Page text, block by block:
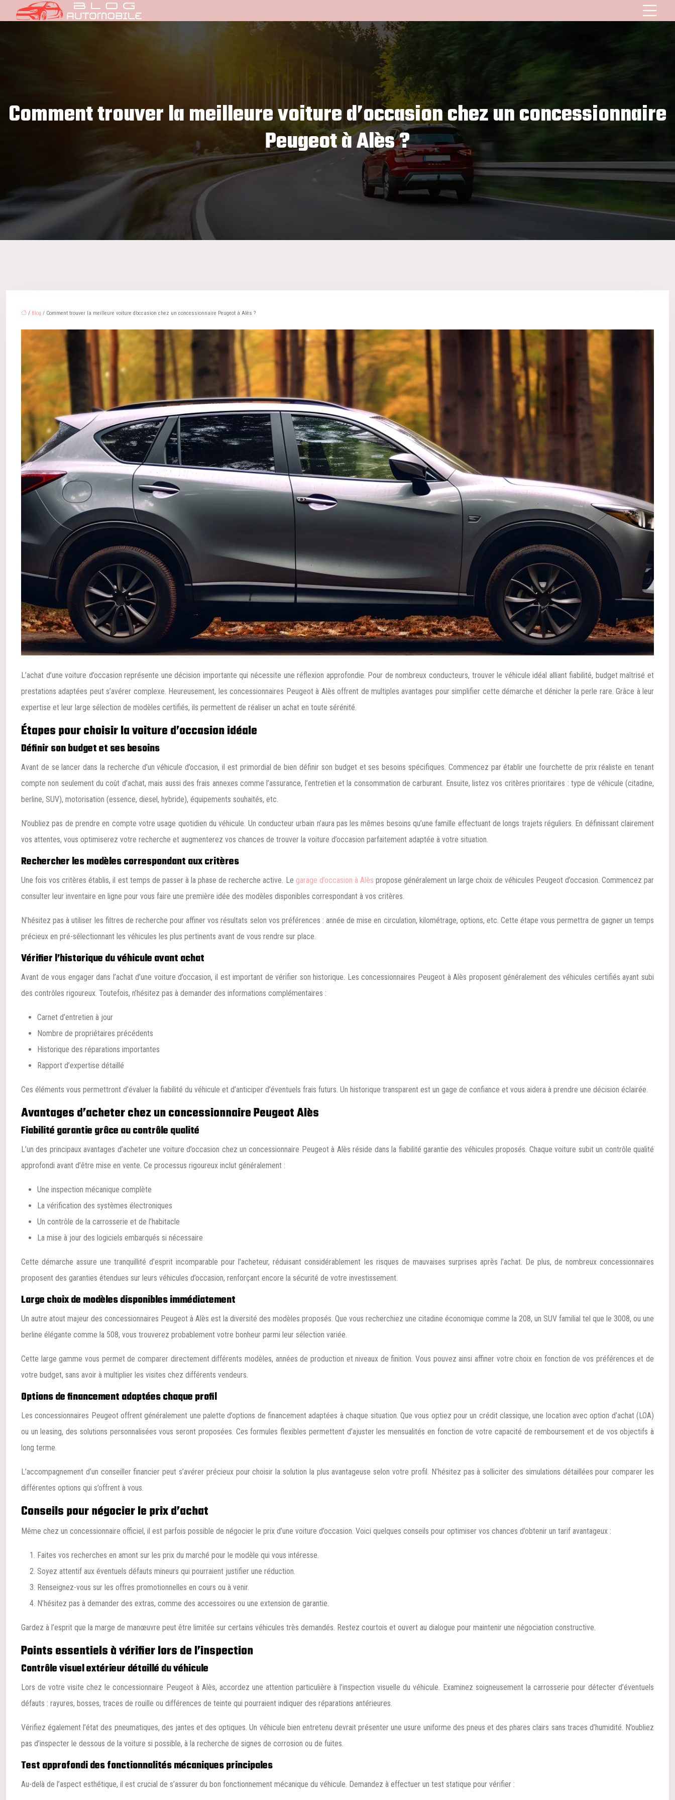
Comment trouver la meilleure voiture d’occasion chez un concessionnaire
Peugeot à Alès ?
/ Blog / Comment trouver la meilleure voiture d’occasion chez un concessionnaire Peugeot à Alès ?
L’achat d’une voiture d’occasion représente une décision importante qui nécessite une réflexion approfondie. Pour de nombreux conducteurs, trouver le véhicule idéal alliant fiabilité, budget maîtrisé et
prestations adaptées peut s’avérer complexe. Heureusement, les concessionnaires Peugeot à Alès offrent de multiples avantages pour simplifier cette démarche et dénicher la perle rare. Grâce à leur
expertise et leur large sélection de modèles certifiés, ils permettent de réaliser un achat en toute sérénité.
Étapes pour choisir la voiture d’occasion idéale
Définir son budget et ses besoins
Avant de se lancer dans la recherche d’un véhicule d’occasion, il est primordial de bien définir son budget et ses besoins spécifiques. Commencez par établir une fourchette de prix réaliste en tenant
compte non seulement du coût d’achat, mais aussi des frais annexes comme l’assurance, l’entretien et la consommation de carburant. Ensuite, listez vos critères prioritaires : type de véhicule (citadine,
berline, SUV), motorisation (essence, diesel, hybride), équipements souhaités, etc.
N’oubliez pas de prendre en compte votre usage quotidien du véhicule. Un conducteur urbain n’aura pas les mêmes besoins qu’une famille effectuant de longs trajets réguliers. En définissant clairement
vos attentes, vous optimiserez votre recherche et augmenterez vos chances de trouver la voiture d’occasion parfaitement adaptée à votre situation.
Rechercher les modèles correspondant aux critères
Une fois vos critères établis, il est temps de passer à la phase de recherche active. Le garage d’occasion à Alès propose généralement un large choix de véhicules Peugeot d’occasion. Commencez par
consulter leur inventaire en ligne pour vous faire une première idée des modèles disponibles correspondant à vos critères.
N’hésitez pas à utiliser les filtres de recherche pour affiner vos résultats selon vos préférences : année de mise en circulation, kilométrage, options, etc. Cette étape vous permettra de gagner un temps
précieux en pré-sélectionnant les véhicules les plus pertinents avant de vous rendre sur place.
Vérifier l’historique du véhicule avant achat
Avant de vous engager dans l’achat d’une voiture d’occasion, il est important de vérifier son historique. Les concessionnaires Peugeot à Alès proposent généralement des véhicules certifiés ayant subi
des contrôles rigoureux. Toutefois, n’hésitez pas à demander des informations complémentaires :
Carnet d’entretien à jour
Nombre de propriétaires précédents
Historique des réparations importantes
Rapport d’expertise détaillé
Ces éléments vous permettront d’évaluer la fiabilité du véhicule et d’anticiper d’éventuels frais futurs. Un historique transparent est un gage de confiance et vous aidera à prendre une décision éclairée.
Avantages d’acheter chez un concessionnaire Peugeot Alès
Fiabilité garantie grâce au contrôle qualité
L’un des principaux avantages d’acheter une voiture d’occasion chez un concessionnaire Peugeot à Alès réside dans la fiabilité garantie des véhicules proposés. Chaque voiture subit un contrôle qualité
approfondi avant d’être mise en vente. Ce processus rigoureux inclut généralement :
Une inspection mécanique complète
La vérification des systèmes électroniques
Un contrôle de la carrosserie et de l’habitacle
La mise à jour des logiciels embarqués si nécessaire
Cette démarche assure une tranquillité d’esprit incomparable pour l’acheteur, réduisant considérablement les risques de mauvaises surprises après l’achat. De plus, de nombreux concessionnaires
proposent des garanties étendues sur leurs véhicules d’occasion, renforçant encore la sécurité de votre investissement.
Large choix de modèles disponibles immédiatement
Un autre atout majeur des concessionnaires Peugeot à Alès est la diversité des modèles proposés. Que vous recherchiez une citadine économique comme la 208, un SUV familial tel que le 3008, ou une
berline élégante comme la 508, vous trouverez probablement votre bonheur parmi leur sélection variée.
Cette large gamme vous permet de comparer directement différents modèles, années de production et niveaux de finition. Vous pouvez ainsi affiner votre choix en fonction de vos préférences et de
votre budget, sans avoir à multiplier les visites chez différents vendeurs.
Options de financement adaptées chaque profil
Les concessionnaires Peugeot offrent généralement une palette d’options de financement adaptées à chaque situation. Que vous optiez pour un crédit classique, une location avec option d’achat (LOA)
ou un leasing, des solutions personnalisées vous seront proposées. Ces formules flexibles permettent d’ajuster les mensualités en fonction de votre capacité de remboursement et de vos objectifs à
long terme.
L’accompagnement d’un conseiller financier peut s’avérer précieux pour choisir la solution la plus avantageuse selon votre profil. N’hésitez pas à solliciter des simulations détaillées pour comparer les
différentes options qui s’offrent à vous.
Conseils pour négocier le prix d’achat
Même chez un concessionnaire officiel, il est parfois possible de négocier le prix d’une voiture d’occasion. Voici quelques conseils pour optimiser vos chances d’obtenir un tarif avantageux :
Faites vos recherches en amont sur les prix du marché pour le modèle qui vous intéresse.
Soyez attentif aux éventuels défauts mineurs qui pourraient justifier une réduction.
Renseignez-vous sur les offres promotionnelles en cours ou à venir.
N’hésitez pas à demander des extras, comme des accessoires ou une extension de garantie.
Gardez à l’esprit que la marge de manœuvre peut être limitée sur certains véhicules très demandés. Restez courtois et ouvert au dialogue pour maintenir une négociation constructive.
Points essentiels à vérifier lors de l’inspection
Contrôle visuel extérieur détaillé du véhicule
Lors de votre visite chez le concessionnaire Peugeot à Alès, accordez une attention particulière à l’inspection visuelle du véhicule. Examinez soigneusement la carrosserie pour détecter d’éventuels
défauts : rayures, bosses, traces de rouille ou différences de teinte qui pourraient indiquer des réparations antérieures.
Vérifiez également l’état des pneumatiques, des jantes et des optiques. Un véhicule bien entretenu devrait présenter une usure uniforme des pneus et des phares clairs sans traces d’humidité. N’oubliez
pas d’inspecter le dessous de la voiture si possible, à la recherche de signes de corrosion ou de fuites.
Test approfondi des fonctionnalités mécaniques principales
Au-delà de l’aspect esthétique, il est crucial de s’assurer du bon fonctionnement mécanique du véhicule. Demandez à effectuer un test statique pour vérifier :